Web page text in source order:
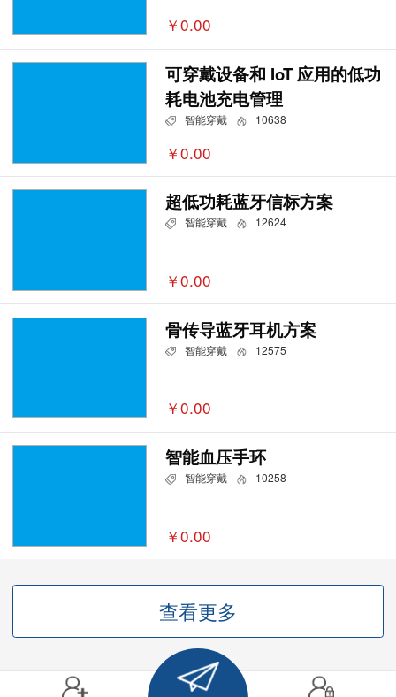
￥0.00
可穿戴设备和 IoT 应用的低功
耗电池充电管理
智能穿戴 10638
￥0.00
超低功耗蓝牙信标方案
智能穿戴 12624
￥0.00
骨传导蓝牙耳机方案
智能穿戴 12575
￥0.00
智能血压手环
智能穿戴 10258
￥0.00